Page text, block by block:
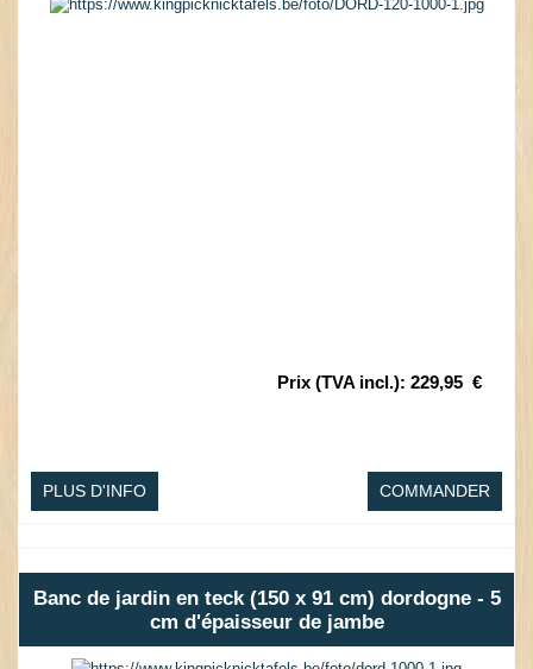
Prix (TVA incl.): 229,95 €
PLUS D'INFO COMMANDER
Banc de jardin en teck (150 x 91 cm) dordogne - 5
cm d'épaisseur de jambe